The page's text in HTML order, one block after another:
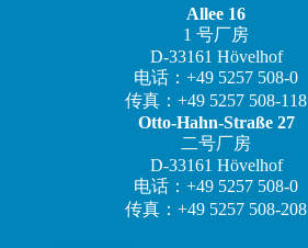
Allee 16
1 号厂房
D-33161 Hövelhof
电话：+49 5257 508-0
传真：+49 5257 508-118
Otto-Hahn-Straße 27
二号厂房
D-33161 Hövelhof
电话：+49 5257 508-0
传真：+49 5257 508-208